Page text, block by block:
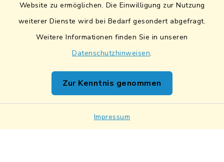
Website zu ermöglichen. Die Einwilligung zur Nutzung
weiterer Dienste wird bei Bedarf gesondert abgefragt.
Weitere Informationen finden Sie in unseren
Datenschutzhinweisen.
Zur Kenntnis genommen
Impressum
Datenschutz
Netiquette
Sitemap